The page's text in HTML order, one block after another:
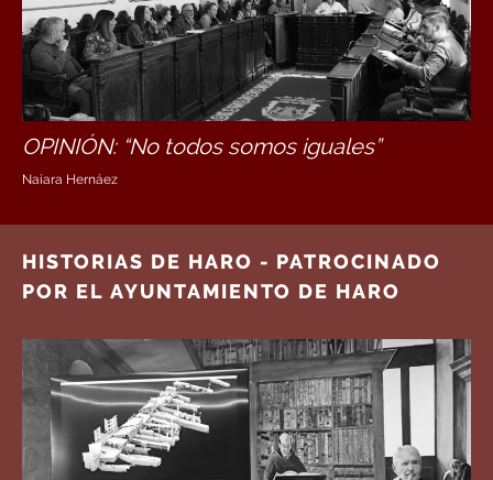
OPINIÓN: “No todos somos iguales”
Naiara Hernáez
HISTORIAS DE HARO - PATROCINADO
POR EL AYUNTAMIENTO DE HARO